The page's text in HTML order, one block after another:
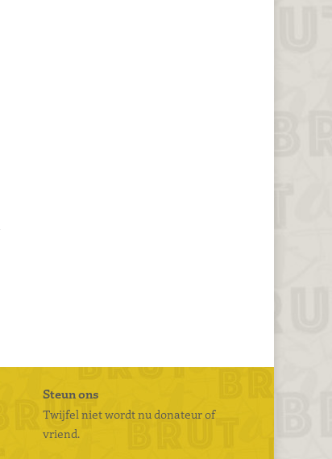
Steun ons
Twijfel niet wordt nu donateur of
vriend.